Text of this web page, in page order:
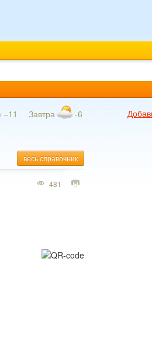
−11 Завтра -6
весь справочник
481